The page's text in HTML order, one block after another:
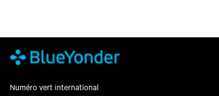
Numéro vert international